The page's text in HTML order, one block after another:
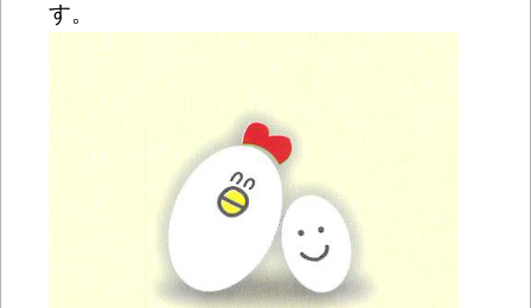
す。